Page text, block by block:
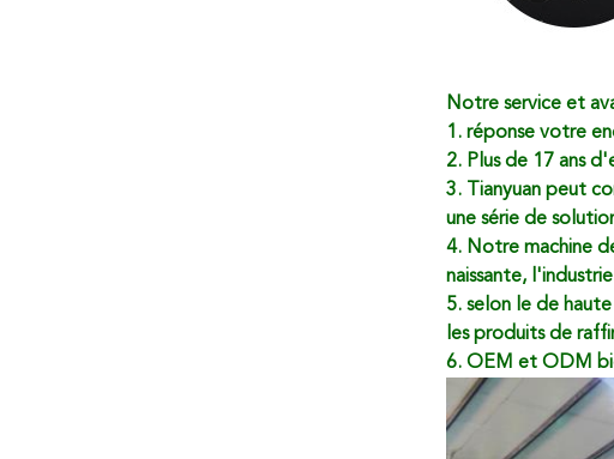
Notre service et
1. réponse votre
2. Plus de 17 ans
3. Tianyuan peut
une série de
4. Notre machine
naissante,
5. selon le de
les produits de
6. OEM et ODM